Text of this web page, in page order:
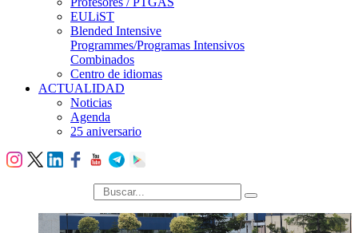
EULiST
Blended Intensive
Programmes/Programas Intensivos
Combinados
Centro de idiomas
ACTUALIDAD
Noticias
Agenda
25 aniversario
búsqueda